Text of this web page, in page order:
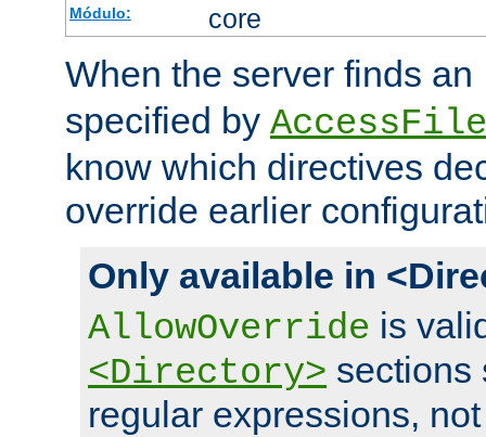
Módulo: core
When the server finds an
specified by
know which directives
override earlier
Only available in
AllowOverride is
<Directory> sections
regular expressions,